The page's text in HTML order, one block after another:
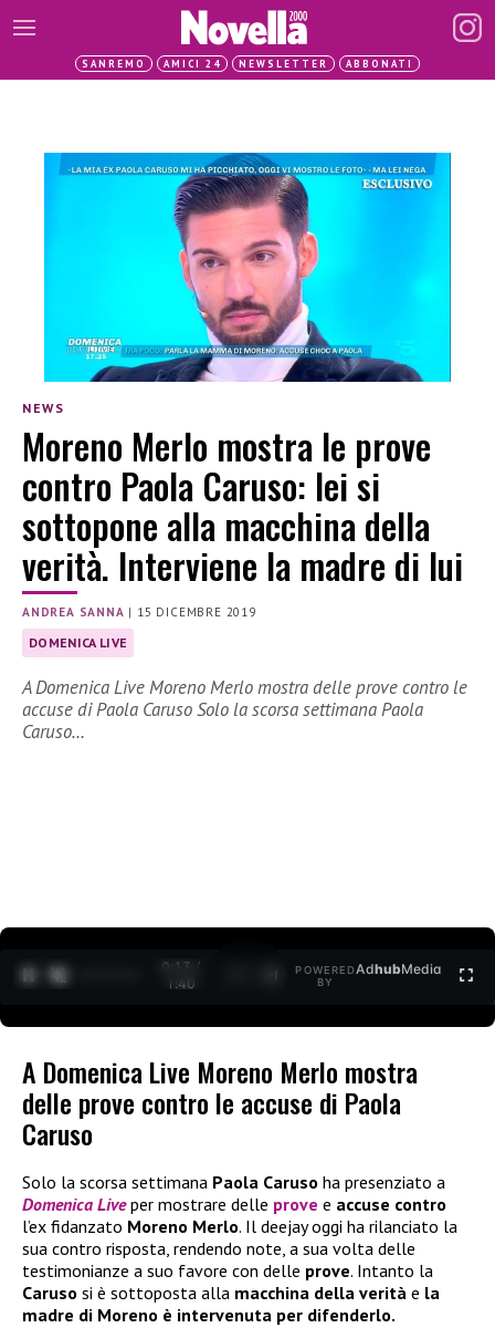
SANREMO AMICI 24 NEWSLETTER ABBONATI
NEWS
Moreno Merlo mostra le prove
contro Paola Caruso: lei si
sottopone alla macchina della
verità. Interviene la madre di lui
ANDREA SANNA | 15 DICEMBRE 2019
DOMENICA LIVE
A Domenica Live Moreno Merlo mostra delle prove contro le
accuse di Paola Caruso Solo la scorsa settimana Paola
Caruso…
0:13 /
1:40
POWERED
BY
AdhubMedia
A Domenica Live Moreno Merlo mostra
delle prove contro le accuse di Paola
Caruso
Solo la scorsa settimana Paola Caruso ha presenziato a
Domenica Live per mostrare delle prove e accuse contro
l’ex fidanzato Moreno Merlo. Il deejay oggi ha rilanciato la
sua contro risposta, rendendo note, a sua volta delle
testimonianze a suo favore con delle prove. Intanto la
Caruso si è sottoposta alla macchina della verità e la
madre di Moreno è intervenuta per difenderlo.